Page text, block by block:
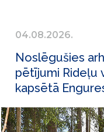
04.08.2026.
Noslēgušies
pētījumi Rideļu
kapsētā